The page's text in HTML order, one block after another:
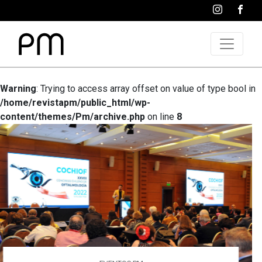
Warning: Trying to access array offset on value of type bool in
/home/revistapm/public_html/wp-
content/themes/Pm/archive.php on line 8